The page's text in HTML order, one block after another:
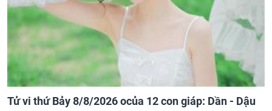
Tử vi thứ Bảy 8/8/2026 ocủa 12 con giáp: Dần - Dậu